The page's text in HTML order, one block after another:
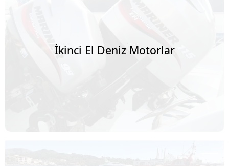
İkinci El Deniz Motorlar